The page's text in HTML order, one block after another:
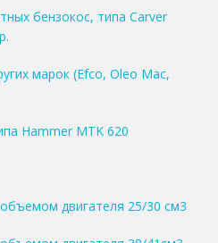
бензокос, типа Carver
марок (Efco, Oleo Mac,
Hammer MTK 620
двигателя 25/30 см3